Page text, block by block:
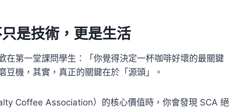
是技術，更是生活
在第一堂課問學生：「你覺得決定一杯咖啡好壞的最關鍵
豆機，其實，真正的關鍵在於「源頭」。
Coffee Association）的核心價值時，你會發現 SCA 絕